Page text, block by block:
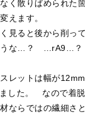
く散りばめられた
えます。
見ると後から削っ
うな…？ …rA9…？
レットは幅が
した。 なので着
ならではの繊細さ